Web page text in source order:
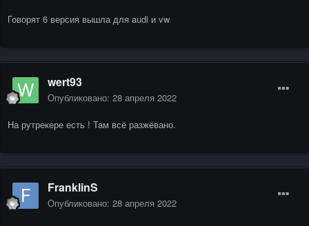
Говорят 6 версия вышла для audi и vw
wert93
Опубликовано: 28 апреля 2022
На рутрекере есть ! Там всё разжёвано.
FranklinS
Опубликовано: 28 апреля 2022